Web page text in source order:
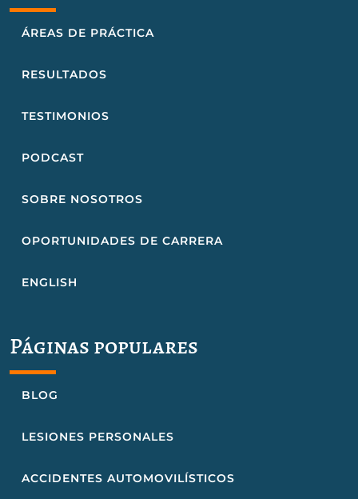
ÁREAS DE PRÁCTICA
RESULTADOS
TESTIMONIOS
PODCAST
SOBRE NOSOTROS
OPORTUNIDADES DE CARRERA
ENGLISH
Páginas populares
BLOG
LESIONES PERSONALES
ACCIDENTES AUTOMOVILÍSTICOS